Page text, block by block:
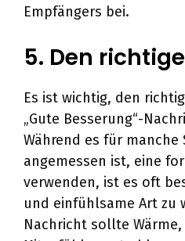
Empfängers bei.
5. Den
Es ist wichtig, den
„Gute Besserung“-
Während es für manche
angemessen ist, eine
verwenden, ist es oft
und einfühlsame Art zu
Nachricht sollte